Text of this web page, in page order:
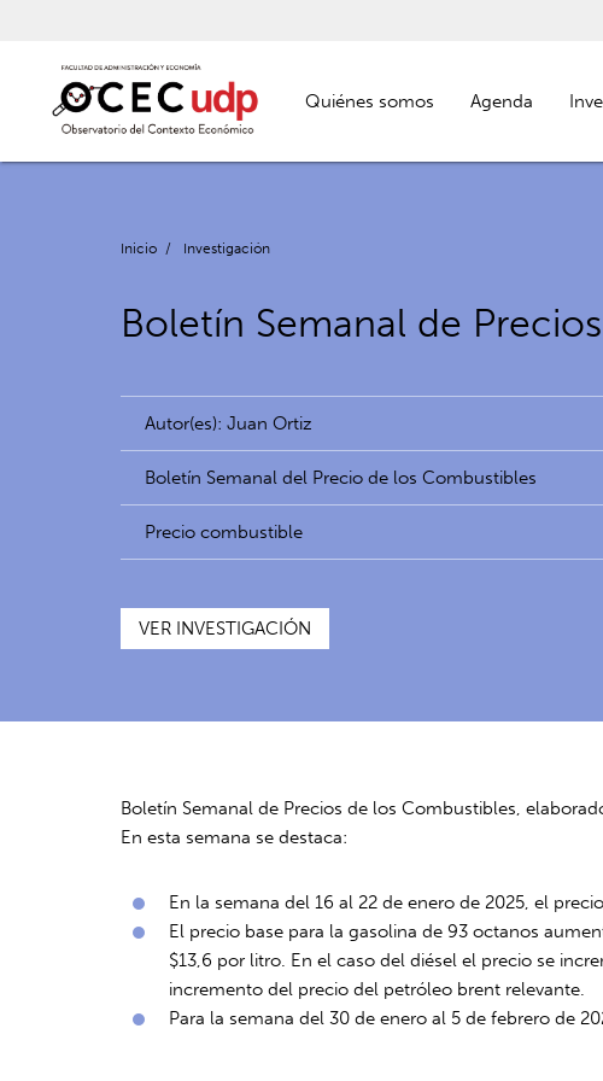
Quiénes somos Agenda
Inicio / Investigación
Boletín Semanal de
Autor(es): Juan Ortiz
Boletín Semanal del Precio de los Combustibles
Precio combustible
VER INVESTIGACIÓN
Boletín Semanal de Precios de los Combustibles,
En esta semana se destaca:
En la semana del 16 al 22 de enero de 2025, el
El precio base para la gasolina de 93 octanos
$13,6 por litro. En el caso del diésel el precio se
incremento del precio del petróleo brent relevante.
Para la semana del 30 de enero al 5 de febrero de